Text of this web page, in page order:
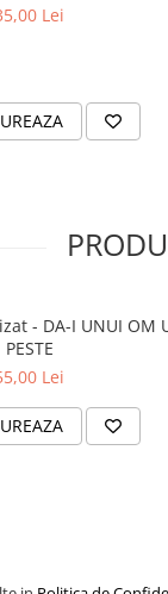
Lei
- DA-I UNUI OM
PESTE
Lei